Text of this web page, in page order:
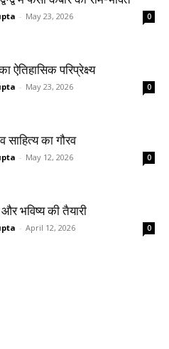
- May 23, 2026 0
ऐतिहासिक परिप्रेक्ष्य
- May 23, 2026 0
साहित्य का गौरव
- May 12, 2026 0
भविष्य की तैयारी
- April 12, 2026 0